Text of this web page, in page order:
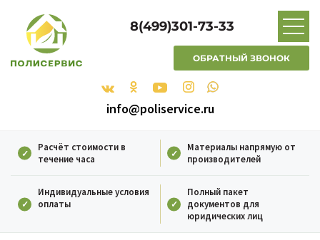
8(499)301-73-33
ОБРАТНЫЙ ЗВОНОК
info@poliservice.ru
Расчёт стоимости в
течение часа
Материалы напрямую от
производителей
Индивидуальные условия
оплаты
Полный пакет
документов для
юридических лиц